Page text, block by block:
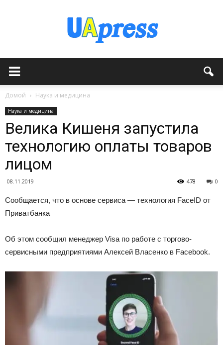
Домой Наука и медицина
Наука и медицина
Велика Кишеня запустила
технологию оплаты товаров
лицом
08.11.2019 0
478
Сообщается, что в основе сервиса — технология FaceID от
Приватбанка
Об этом сообщил менеджер Visa по работе с торгово-
сервисными предприятиями Алексей Власенко в Facebook.